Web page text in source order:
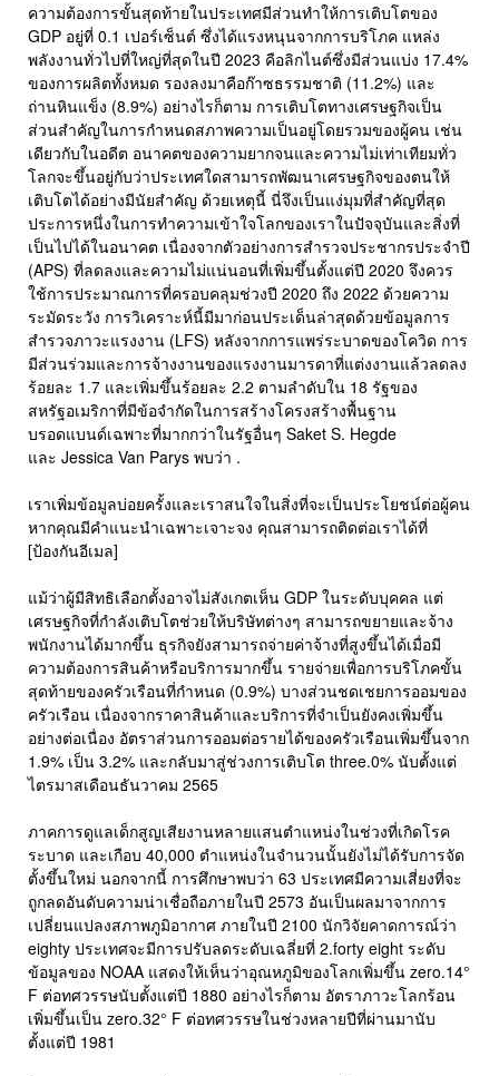
ความต้องการขั้นสุดท้ายในประเทศมีส่วนทำให้การเติบโตของ
GDP อยู่ที่ 0.1 เปอร์เซ็นต์ ซึ่งได้แรงหนุนจากการบริโภค แหล่ง
พลังงานทั่วไปที่ใหญ่ที่สุดในปี 2023 คือลิกไนต์ซึ่งมีส่วนแบ่ง 17.4%
ของการผลิตทั้งหมด รองลงมาคือก๊าซธรรมชาติ (11.2%) และ
ถ่านหินแข็ง (8.9%) อย่างไรก็ตาม การเติบโตทางเศรษฐกิจเป็น
ส่วนสำคัญในการกำหนดสภาพความเป็นอยู่โดยรวมของผู้คน เช่น
เดียวกับในอดีต อนาคตของความยากจนและความไม่เท่าเทียมทั่ว
โลกจะขึ้นอยู่กับว่าประเทศใดสามารถพัฒนาเศรษฐกิจของตนให้
เติบโตได้อย่างมีนัยสำคัญ ด้วยเหตุนี้ นี่จึงเป็นแง่มุมที่สำคัญที่สุด
ประการหนึ่งในการทำความเข้าใจโลกของเราในปัจจุบันและสิ่งที่
เป็นไปได้ในอนาคต เนื่องจากตัวอย่างการสำรวจประชากรประจำปี
(APS) ที่ลดลงและความไม่แน่นอนที่เพิ่มขึ้นตั้งแต่ปี 2020 จึงควร
ใช้การประมาณการที่ครอบคลุมช่วงปี 2020 ถึง 2022 ด้วยความ
ระมัดระวัง การวิเคราะห์นี้มีมาก่อนประเด็นล่าสุดด้วยข้อมูลการ
สำรวจภาวะแรงงาน (LFS) หลังจากการแพร่ระบาดของโควิด การ
มีส่วนร่วมและการจ้างงานของแรงงานมารดาที่แต่งงานแล้วลดลง
ร้อยละ 1.7 และเพิ่มขึ้นร้อยละ 2.2 ตามลำดับใน 18 รัฐของ
สหรัฐอเมริกาที่มีข้อจำกัดในการสร้างโครงสร้างพื้นฐาน
บรอดแบนด์เฉพาะที่มากกว่าในรัฐอื่นๆ Saket S. Hegde
และ Jessica Van Parys พบว่า .
เราเพิ่มข้อมูลบ่อยครั้งและเราสนใจในสิ่งที่จะเป็นประโยชน์ต่อผู้คน
หากคุณมีคำแนะนำเฉพาะเจาะจง คุณสามารถติดต่อเราได้ที่
[ป้องกันอีเมล]
แม้ว่าผู้มีสิทธิเลือกตั้งอาจไม่สังเกตเห็น GDP ในระดับบุคคล แต่
เศรษฐกิจที่กำลังเติบโตช่วยให้บริษัทต่างๆ สามารถขยายและจ้าง
พนักงานได้มากขึ้น ธุรกิจยังสามารถจ่ายค่าจ้างที่สูงขึ้นได้เมื่อมี
ความต้องการสินค้าหรือบริการมากขึ้น รายจ่ายเพื่อการบริโภคขั้น
สุดท้ายของครัวเรือนที่กำหนด (0.9%) บางส่วนชดเชยการออมของ
ครัวเรือน เนื่องจากราคาสินค้าและบริการที่จำเป็นยังคงเพิ่มขึ้น
อย่างต่อเนื่อง อัตราส่วนการออมต่อรายได้ของครัวเรือนเพิ่มขึ้นจาก
1.9% เป็น 3.2% และกลับมาสู่ช่วงการเติบโต three.0% นับตั้งแต่
ไตรมาสเดือนธันวาคม 2565
ภาคการดูแลเด็กสูญเสียงานหลายแสนตำแหน่งในช่วงที่เกิดโรค
ระบาด และเกือบ 40,000 ตำแหน่งในจำนวนนั้นยังไม่ได้รับการจัด
ตั้งขึ้นใหม่ นอกจากนี้ การศึกษาพบว่า 63 ประเทศมีความเสี่ยงที่จะ
ถูกลดอันดับความน่าเชื่อถือภายในปี 2573 อันเป็นผลมาจากการ
เปลี่ยนแปลงสภาพภูมิอากาศ ภายในปี 2100 นักวิจัยคาดการณ์ว่า
eighty ประเทศจะมีการปรับลดระดับเฉลี่ยที่ 2.forty eight ระดับ
ข้อมูลของ NOAA แสดงให้เห็นว่าอุณหภูมิของโลกเพิ่มขึ้น zero.14°
F ต่อทศวรรษนับตั้งแต่ปี 1880 อย่างไรก็ตาม อัตราภาวะโลกร้อน
เพิ่มขึ้นเป็น zero.32° F ต่อทศวรรษในช่วงหลายปีที่ผ่านมานับ
ตั้งแต่ปี 1981